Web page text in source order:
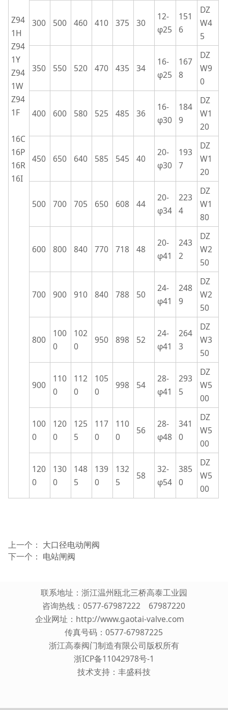
Z94
1H
Z94
1Y
Z94
1W
Z94
1F
16C
16P
16R
16I
300 500 460 410 375 30
12-
φ25
151
6
DZ
W4
5
350 550 520 470 435 34
16-
φ25
167
8
DZ
W9
0
400 600 580 525 485 36
16-
φ30
184
9
DZ
W1
20
450 650 640 585 545 40
20-
φ30
193
7
DZ
W1
20
500 700 705 650 608 44
20-
φ34
223
4
DZ
W1
80
600 800 840 770 718 48
20-
φ41
243
2
DZ
W2
50
700 900 910 840 788 50
24-
φ41
248
9
DZ
W2
50
800
100
0
102
0
950 898 52
24-
φ41
264
3
DZ
W3
50
900
110
0
112
0
105
0
998 54
28-
φ41
293
5
DZ
W5
00
100
0
120
0
125
5
117
0
110
0
56
28-
φ48
341
0
DZ
W5
00
120
0
130
0
148
5
139
0
132
5
58
32-
φ54
385
0
DZ
W5
00
上一个： 大口径电动闸阀
下一个： 电站闸阀
联系地址：浙江温州瓯北三桥高泰工业园
咨询热线：0577-67987222 67987220
企业网址： http://www.gaotai-valve.com
传真号码：0577-67987225
浙江高泰阀门制造有限公司版权所有
浙ICP备11042978号-1
技术支持： 丰盛科技